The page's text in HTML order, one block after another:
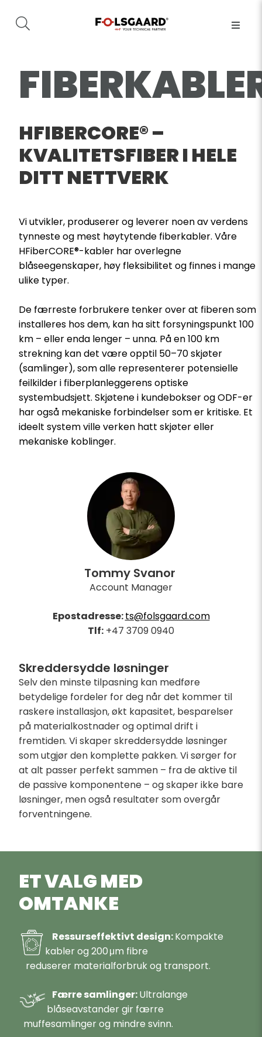
HFIBERCORE® –
KVALITETSFIBER I HELE
DITT NETTVERK
Vi utvikler, produserer og leverer noen av verdens
tynneste og mest høytytende fiberkabler. Våre
HFiberCORE®-kabler har overlegne
blåseegenskaper, høy fleksibilitet og finnes i mange
ulike typer.
De færreste forbrukere tenker over at fiberen som
installeres hos dem, kan ha sitt forsyningspunkt 100
km – eller enda lenger – unna. På en 100 km
strekning kan det være opptil 50–70 skjøter
(samlinger), som alle representerer potensielle
feilkilder i fiberplanleggerens optiske
systembudsjett. Skjøtene i kundebokser og ODF-er
har også mekaniske forbindelser som er kritiske. Et
ideelt system ville verken hatt skjøter eller
mekaniske koblinger.
Tommy Svanor
Account Manager
Epostadresse:ts@folsgaard.com
Tlf: +47 3709 0940
Skreddersydde løsninger
Selv den minste tilpasning kan medføre
betydelige fordeler for deg når det kommer til
raskere installasjon, økt kapasitet, besparelser
på materialkostnader og optimal drift i
fremtiden. Vi skaper skreddersydde løsninger
som utgjør den komplette pakken. Vi sørger for
at alt passer perfekt sammen – fra de aktive til
de passive komponentene – og skaper ikke bare
løsninger, men også resultater som overgår
forventningene.
ET VALG MED
OMTANKE
Ressurseffektivt design:Kompakte
kabler og 200 μm fibre
reduserer materialforbruk og transport.
Færre samlinger:Ultralange
blåseavstander gir færre
muffesamlinger og mindre svinn.